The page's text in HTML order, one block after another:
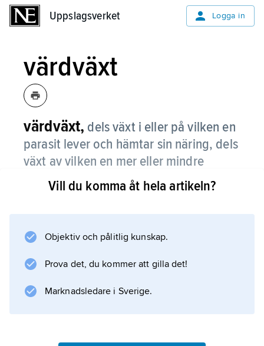
Uppslagsverket Logga in
värdväxt
värdväxt, dels växt i eller på vilken en
parasit lever och hämtar sin näring, dels
växt av vilken en mer eller mindre
specialiserad växtätande insekt eller
annat ryggradslöst djur är beroende för
Vill du komma åt hela artikeln?
Objektiv och pålitlig kunskap.
Prova det, du kommer att gilla det!
Marknadsledare i Sverige.